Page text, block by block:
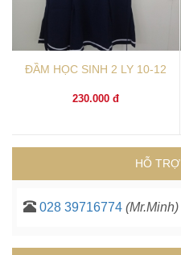
ĐẦM HỌC SINH 2 LY 10-12
230.000 đ
HỖ
028 39716774 (Mr.Minh)